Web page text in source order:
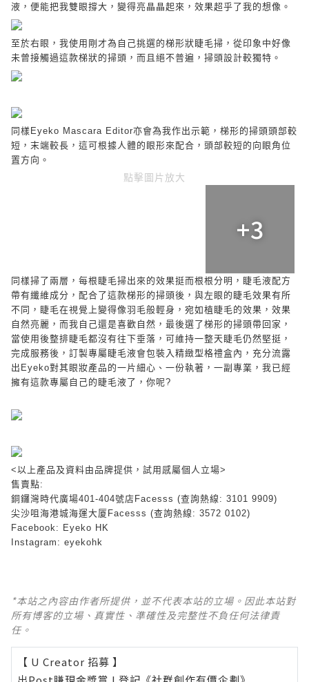
液，便能把我雙眼撐大，變得亮晶晶起來，效果超乎了我的想像。
至於右眼，我使用剛才為自己挑選的梯形狀睫毛掃，從印象中好像
未曾接觸過這款梯狀的掃頭，而且絕不普遍，掃頭設計較獨特。
同樣Eyeko Mascara Editor亦會為我作出示範，梯形的掃頭頭部較
短，末端較長，這可根據人體的眼形來配合，頭部較短的向眼角位
置方向。
點擊圖片放大
+3
同樣掃了兩層，每根睫毛掃出來的效果挺而根根分明，睫毛液配方
帶有纖維成分，配合了這款梯形的掃頭後，與左眼的睫毛效果有所
不同，睫毛在視覺上變得像羽毛般輕身，宛如植睫毛的效果，效果
自然亮麗，而我自己還是喜歡自然，最後選了梯形的掃頭帶回家，
當使用後整排睫毛都沒有往下垂落，可維持一整天睫毛仍然堅挺，
完成服務後，訂製專屬睫毛液會包裝入精緻型格禮盒內，充分流露
出 Eyeko對其眼妝產品的一片細心、一份執著，一副專業，我已經
擁有這款專屬自己的睫毛液了，你呢?
<以上產品及資料由品牌提供，試用感屬個人立場>
售賣點:
銅鑼灣時代廣場401-404號店 Facesss (查詢熱線 : 3101 9909)
尖沙咀海港城海運大厦 Facesss (查詢熱線 : 3572 0102)
Facebook: Eyeko HK
Instagram: eyekohk
*本站之內容由作者所提供，並不代表本站的立場。因此本站對
所有博客的立場、真實性、準確性及完整性不負任何法律責
任。
【 U Creator 招募 】